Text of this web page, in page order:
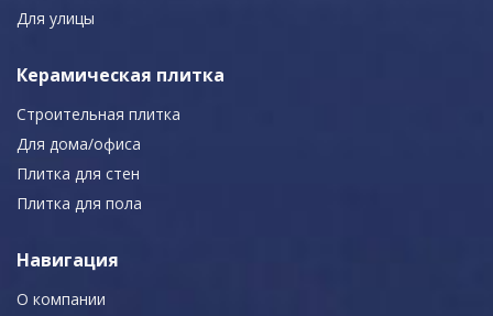
Для улицы
Керамическая плитка
Строительная плитка
Для дома/офиса
Плитка для стен
Плитка для пола
Навигация
О компании